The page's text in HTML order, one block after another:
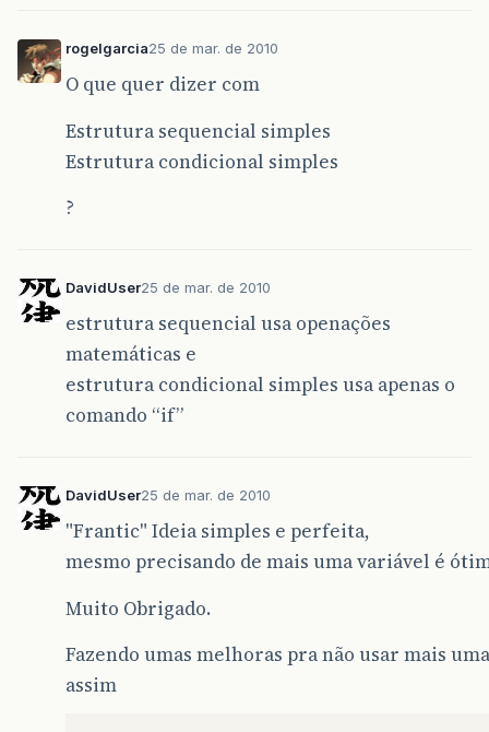
rogelgarcia25 de mar. de 2010
O que quer dizer com
Estrutura sequencial simples
Estrutura condicional simples
?
DavidUser25 de mar. de 2010
estrutura sequencial usa openações
matemáticas e
estrutura condicional simples usa apenas o
comando “if”
DavidUser25 de mar. de 2010
"Frantic" Ideia simples e perfeita,
mesmo precisando de mais uma variável é
Muito Obrigado.
Fazendo umas melhoras pra não usar mais
assim